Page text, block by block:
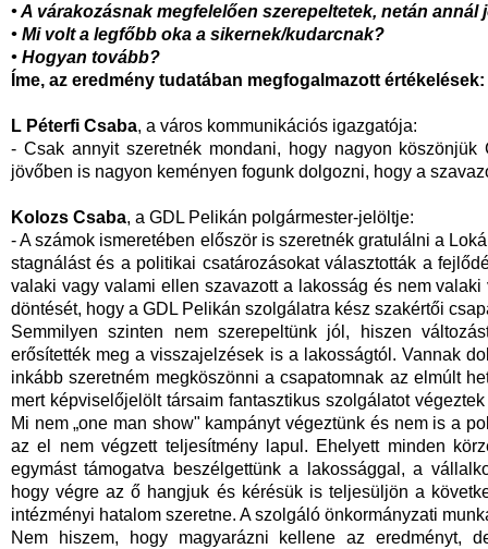
• A várakozásnak megfelelően szerepeltetek, netán
• Mi volt a legfőbb oka a sikernek/kudarcnak?
• Hogyan tovább?
Íme, az eredmény tudatában megfogalmazott értékelések:
L Péterfi Csaba, a város kommunikációs igazgatója:
- Csak annyit szeretnék mondani, hogy nagyon
jövőben is nagyon keményen fogunk dolgozni, hogy a
Kolozs Csaba, a GDL Pelikán polgármester-jelöltje:
- A számok ismeretében először is szeretnék gratulálni a
stagnálást és a politikai csatározásokat választották a
valaki vagy valami ellen szavazott a lakosság és nem
döntését, hogy a GDL Pelikán szolgálatra kész szakértői
Semmilyen szinten nem szerepeltünk jól, hiszen
erősítették meg a visszajelzések is a lakosságtól. Vannak
inkább szeretném megköszönni a csapatomnak az elmúlt
mert képviselőjelölt társaim fantasztikus szolgálatot
Mi nem „one man show" kampányt végeztünk és nem is a
az el nem végzett teljesítmény lapul. Ehelyett minden
egymást támogatva beszélgettünk a lakossággal, a
hogy végre az ő hangjuk és kérésük is teljesüljön a
intézményi hatalom szeretne. A szolgáló önkormányzati
Nem hiszem, hogy magyarázni kellene az eredményt,